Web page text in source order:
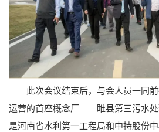
此次会议结束后，与会人员一同前
运营的首座概念厂——睢县第三污水处
是河南省水利第一工程局和中持股份